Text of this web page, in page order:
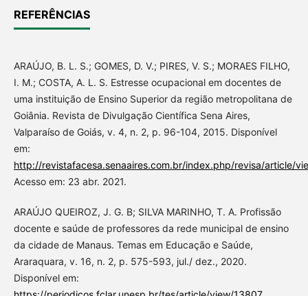
REFERÊNCIAS
ARAÚJO, B. L. S.; GOMES, D. V.; PIRES, V. S.; MORAES FILHO,
I. M.; COSTA, A. L. S. Estresse ocupacional em docentes de
uma instituição de Ensino Superior da região metropolitana de
Goiânia. Revista de Divulgação Científica Sena Aires,
Valparaíso de Goiás, v. 4, n. 2, p. 96-104, 2015. Disponível
em:
http://revistafacesa.senaaires.com.br/index.php/revisa/article/
Acesso em: 23 abr. 2021.
ARAÚJO QUEIROZ, J. G. B; SILVA MARINHO, T. A. Profissão
docente e saúde de professores da rede municipal de ensino
da cidade de Manaus. Temas em Educação e Saúde,
Araraquara, v. 16, n. 2, p. 575-593, jul./ dez., 2020.
Disponível em: